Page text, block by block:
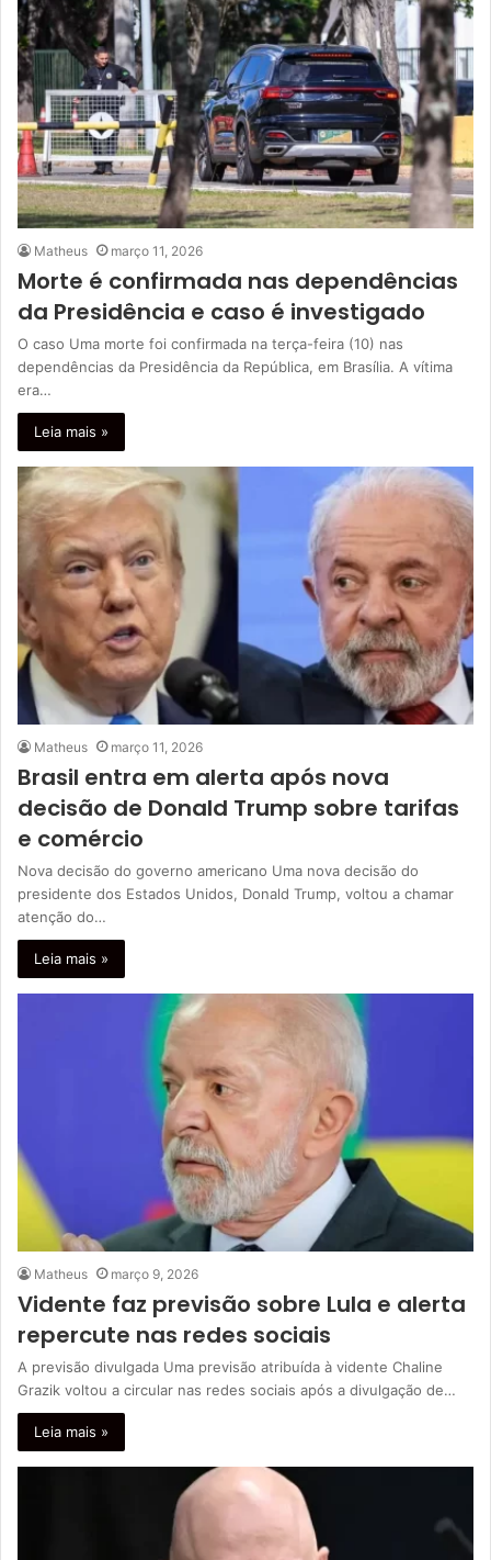
Matheus março 11, 2026
Morte é confirmada nas dependências
da Presidência e caso é investigado
O caso Uma morte foi confirmada na terça-feira (10) nas
dependências da Presidência da República, em Brasília. A vítima
era…
Leia mais »
Matheus março 11, 2026
Brasil entra em alerta após nova
decisão de Donald Trump sobre tarifas
e comércio
Nova decisão do governo americano Uma nova decisão do
presidente dos Estados Unidos, Donald Trump, voltou a chamar
atenção do…
Leia mais »
Matheus março 9, 2026
Vidente faz previsão sobre Lula e alerta
repercute nas redes sociais
A previsão divulgada Uma previsão atribuída à vidente Chaline
Grazik voltou a circular nas redes sociais após a divulgação de…
Leia mais »